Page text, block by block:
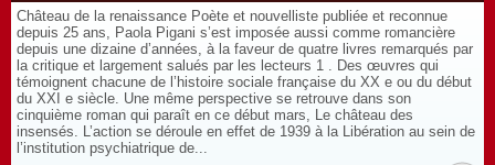
Château de la renaissance Poète et nouvelliste publiée et reconnue
depuis 25 ans, Paola Pigani s’est imposée aussi comme romancière
depuis une dizaine d’années, à la faveur de quatre livres remarqués par
la critique et largement salués par les lecteurs 1 . Des œuvres qui
témoignent chacune de l’histoire sociale française du XX e ou du début
du XXI e siècle. Une même perspective se retrouve dans son
cinquième roman qui paraît en ce début mars, Le château des
insensés. L’action se déroule en effet de 1939 à la Libération au sein de
l’institution psychiatrique de...